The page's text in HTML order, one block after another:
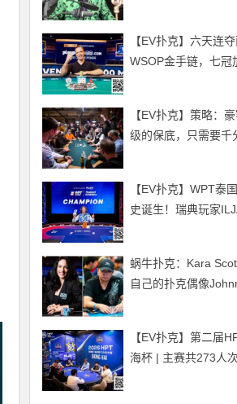
【EV扑克】六天连
WSOP金手链，七冠
【EV扑克】策略：
级的保底，只需要千
报名！双11幸运赛策
【EV扑克】WPT泰
史诞生！瑞典玩家
赛夺冠拿到泰国首座
赛
蜗牛扑克：Kara
自己的扑克偶像
【EV扑克】第二届
海杯 | 主赛共273人
89人晋级，梁宇安、